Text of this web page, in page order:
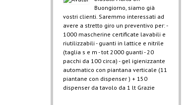
Buongiorno, siamo già
vostri clienti. Saremmo interessati ad
avere a stretto giro un preventivo per: -
1000 mascherine certificate lavabili e
riutilizzabili - guanti in lattice e nitrile
(taglia s e m - tot 2000 guanti - 20
pacchi da 100 circa) - gel igienizzante
automatico con piantana verticale (11
piantane con dispenser ) + 150
dispenser da tavolo da 1 lt Grazie